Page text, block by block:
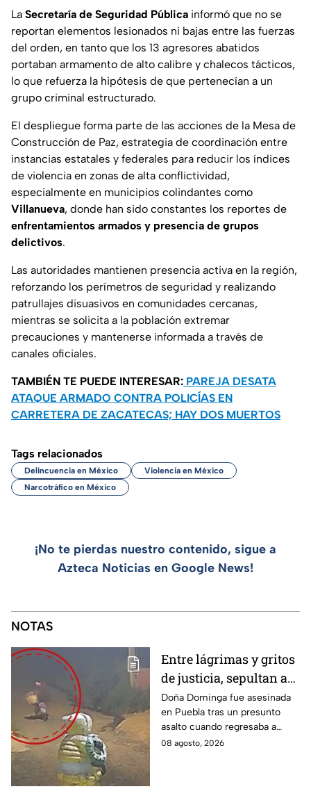
La Secretaría de Seguridad Pública informó que no se
reportan elementos lesionados ni bajas entre las fuerzas
del orden, en tanto que los 13 agresores abatidos
portaban armamento de alto calibre y chalecos tácticos,
lo que refuerza la hipótesis de que pertenecían a un
grupo criminal estructurado.
El despliegue forma parte de las acciones de la Mesa de
Construcción de Paz, estrategia de coordinación entre
instancias estatales y federales para reducir los índices
de violencia en zonas de alta conflictividad,
especialmente en municipios colindantes como
Villanueva, donde han sido constantes los reportes de
enfrentamientos armados y presencia de grupos
delictivos.
Las autoridades mantienen presencia activa en la región,
reforzando los perímetros de seguridad y realizando
patrullajes disuasivos en comunidades cercanas,
mientras se solicita a la población extremar
precauciones y mantenerse informada a través de
canales oficiales.
TAMBIÉN TE PUEDE INTERESAR: PAREJA DESATA
ATAQUE ARMADO CONTRA POLICÍAS EN
CARRETERA DE ZACATECAS; HAY DOS MUERTOS
Tags relacionados
Delincuencia en México
Violencia en México
Narcotráfico en México
¡No te pierdas nuestro contenido, sigue a
Azteca Noticias en Google News!
NOTAS
Entre lágrimas y gritos
de justicia, sepultan a
doña Dominga, la
abuelita asesinada tras
asalto en Amozoc,
Puebla
Doña Dominga fue asesinada
en Puebla tras un presunto
asalto cuando regresaba a
casa; familiares y amigos la
08 agosto, 2026